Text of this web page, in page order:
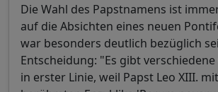
Die Wahl des Papstnamens ist
auf die Absichten eines neuen
war besonders deutlich bezüglich
Entscheidung: "Es gibt
in erster Linie, weil Papst Leo XIII.